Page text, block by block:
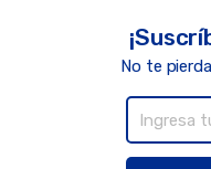
No te